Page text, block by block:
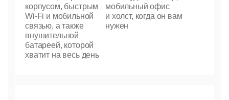
корпусом, быстрым
Wi-Fi и мобильной
связью, а также
внушительной
батареей, которой
хватит на весь день
мобильный офис
и холст, когда он вам
нужен